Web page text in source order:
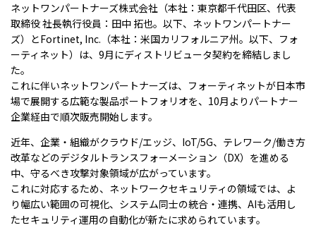
ネットワンパートナーズ株式会社（本社：東京都千代田区、代表
取締役 社長執行役員：田中 拓也。以下、ネットワンパートナー
ズ）とFortinet, Inc.（本社：米国カリフォルニア州。以下、フォ
ーティネット）は、9月にディストリビュータ契約を締結しまし
た。
これに伴いネットワンパートナーズは、フォーティネットが日本市
場で展開する広範な製品ポートフォリオを、10月よりパートナー
企業経由で順次販売開始します。
近年、企業・組織がクラウド/エッジ、IoT/5G、テレワーク/働き方
改革などのデジタルトランスフォーメーション（DX）を進める
中、守るべき攻撃対象領域が広がっています。
これに対応するため、ネットワークセキュリティの領域では、よ
り幅広い範囲の可視化、システム同士の統合・連携、AIも活用し
たセキュリティ運用の自動化が新たに求められています。